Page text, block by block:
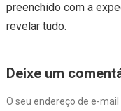
preenchido com a
revelar tudo.
Deixe um
O seu endereço de e-